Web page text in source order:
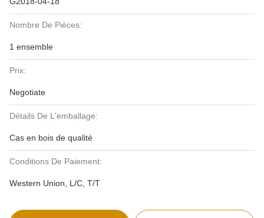
Nombre De Pièces:
1 ensemble
Prix:
Negotiate
Détails De L'emballage:
Cas en bois de qualité
Conditions De Paiement:
Western Union, L/C, T/T